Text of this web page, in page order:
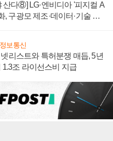
산다⑧] LG·엔비디아 '피지컬 A
, 구광모 제조·데이터·기술 결
보통신
리스트와 특허분쟁 매듭, 5년
1.3조 라이선스비 지급